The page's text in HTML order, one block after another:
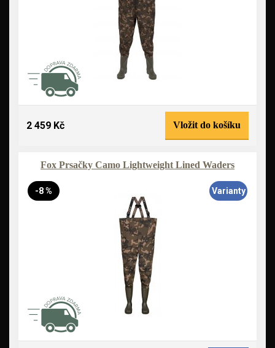
2 459 Kč Vložit do košíku
Fox Prsačky Camo Lightweight Lined Waders
-8 % Varianty